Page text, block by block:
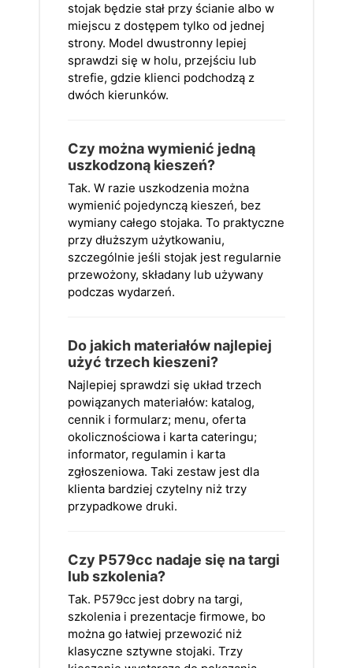
stojak będzie stał przy ścianie albo w
miejscu z dostępem tylko od jednej
strony. Model dwustronny lepiej
sprawdzi się w holu, przejściu lub
strefie, gdzie klienci podchodzą z
dwóch kierunków.
Czy można wymienić jedną
uszkodzoną kieszeń?
Tak. W razie uszkodzenia można
wymienić pojedynczą kieszeń, bez
wymiany całego stojaka. To praktyczne
przy dłuższym użytkowaniu,
szczególnie jeśli stojak jest regularnie
przewożony, składany lub używany
podczas wydarzeń.
Do jakich materiałów najlepiej
użyć trzech kieszeni?
Najlepiej sprawdzi się układ trzech
powiązanych materiałów: katalog,
cennik i formularz; menu, oferta
okolicznościowa i karta cateringu;
informator, regulamin i karta
zgłoszeniowa. Taki zestaw jest dla
klienta bardziej czytelny niż trzy
przypadkowe druki.
Czy P579cc nadaje się na targi
lub szkolenia?
Tak. P579cc jest dobry na targi,
szkolenia i prezentacje firmowe, bo
można go łatwiej przewozić niż
klasyczne sztywne stojaki. Trzy